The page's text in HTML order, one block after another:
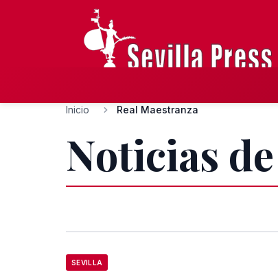
Inicio Real Maestranza
Noticias
SEVILLA